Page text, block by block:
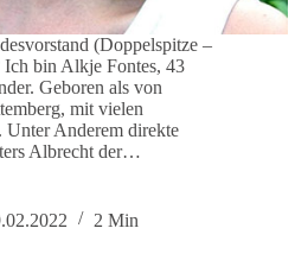
(Doppelspitze –
Ich bin Alkje Fontes, 43
Geboren als von
mit vielen
Unter Anderem direkte
Albrecht der…
2 Min